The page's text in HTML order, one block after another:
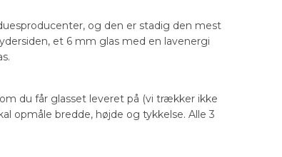
og den er stadig den mest
et 6 mm glas med en lavenergi
du får glasset leveret på (vi trækker ikke
opmåle bredde, højde og tykkelse. Alle 3